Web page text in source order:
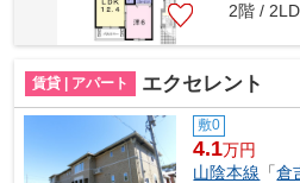
2階 /
賃貸 | アパート エクセレント
敷0
4.1万円
山陰本線 「倉